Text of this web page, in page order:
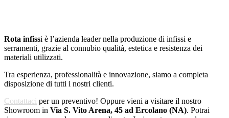
Rota infissi è l’azienda leader nella produzione di infissi e
serramenti, grazie al connubio qualità, estetica e resistenza dei
materiali utilizzati.
Tra esperienza, professionalità e innovazione, siamo a completa
disposizione di tutti i nostri clienti.
Contattaci per un preventivo! Oppure vieni a visitare il nostro
Showroom in Via S. Vito Arena, 45 ad Ercolano (NA). Potrai